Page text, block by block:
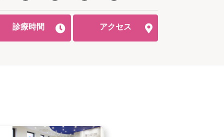
診療時間 アクセス